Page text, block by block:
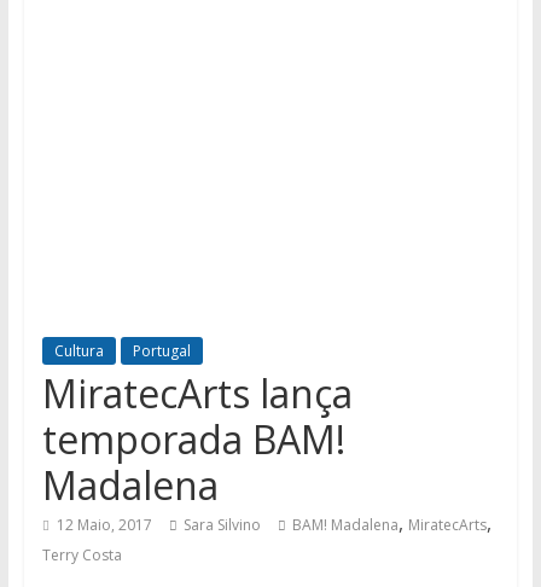
Cultura Portugal
MiratecArts lança
temporada BAM!
Madalena
12 Maio, 2017 Sara Silvino BAM! Madalena, MiratecArts,
Terry Costa